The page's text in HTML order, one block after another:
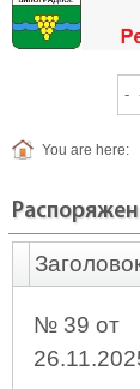
You are here:
№ 39 от